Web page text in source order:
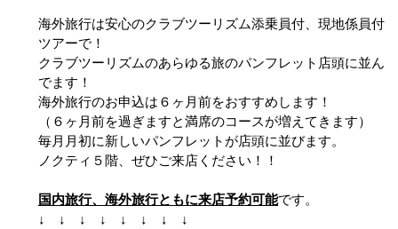
海外旅行は安心のクラブツーリズム添乗員付、現地係員付
ツアーで！
クラブツーリズムのあらゆる旅のパンフレット店頭に並ん
でます！
海外旅行のお申込は６ヶ月前をおすすめします！
（６ヶ月前を過ぎますと満席のコースが増えてきます）
毎月月初に新しいパンフレットが店頭に並びます。
ノクティ５階、ぜひご来店ください！！
国内旅行、海外旅行ともに来店予約可能です。
↓ ↓ ↓ ↓ ↓ ↓ ↓ ↓